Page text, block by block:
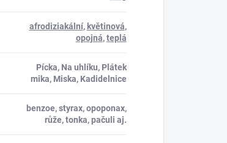
afrodiziakální, květinová,
opojná,teplá
Pícka, Na uhlíku, Plátek
mika, Miska, Kadidelnice
benzoe, styrax, opoponax,
růže, tonka, pačuli aj.